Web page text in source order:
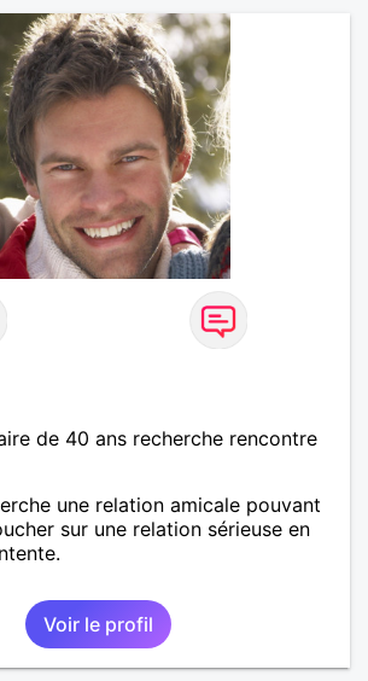
de 40 ans recherche rencontre
une relation amicale pouvant
sur une relation sérieuse en
Voir le profil